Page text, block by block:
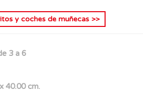
y coches de muñecas >>
3 a 6
40.00 cm.